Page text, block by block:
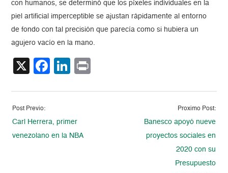
con humanos, se determinó que los píxeles individuales en la
piel artificial imperceptible se ajustan rápidamente al entorno
de fondo con tal precisión que parecía como si hubiera un
agujero vacío en la mano.
X Facebook
LinkedIn
Post Previo:
Carl Herrera, primer
venezolano en la NBA
Proximo Post:
Banesco apoyó nueve
proyectos sociales en
2020 con su
Presupuesto